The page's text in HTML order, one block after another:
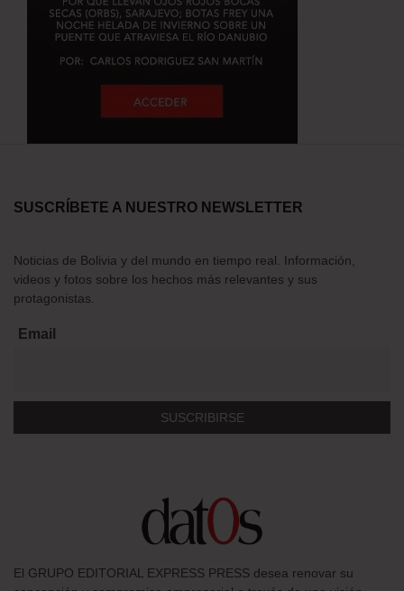
SUSCRÍBETE A NUESTRO NEWSLETTER
Noticias de Bolivia y del mundo en tiempo real. Información,
videos y fotos sobre los hechos más relevantes y sus
protagonistas.
Email
El GRUPO EDITORIAL EXPRESS PRESS desea renovar su